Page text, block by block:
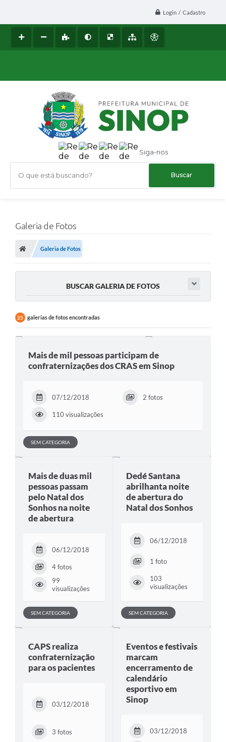
Login / Cadastro
Siga-nos
O que está buscando?
Galeria de Fotos
Galeria de Fotos
BUSCAR GALERIA DE FOTOS
25 galerias de fotos encontradas
Mais de mil pessoas participam de
confraternizações dos CRAS em Sinop
07/12/2018 2 fotos
110 visualizações
SEM CATEGORIA
Mais de duas mil
pessoas passam
pelo Natal dos
Sonhos na noite
de abertura
06/12/2018
4 fotos
99
visualizações
SEM CATEGORIA
Dedé Santana
abrilhanta noite
de abertura do
Natal dos Sonhos
06/12/2018
1 foto
103
visualizações
SEM CATEGORIA
CAPS realiza
confraternização
para os pacientes
03/12/2018
3 fotos
Eventos e festivais
marcam
encerramento de
calendário
esportivo em
Sinop
03/12/2018